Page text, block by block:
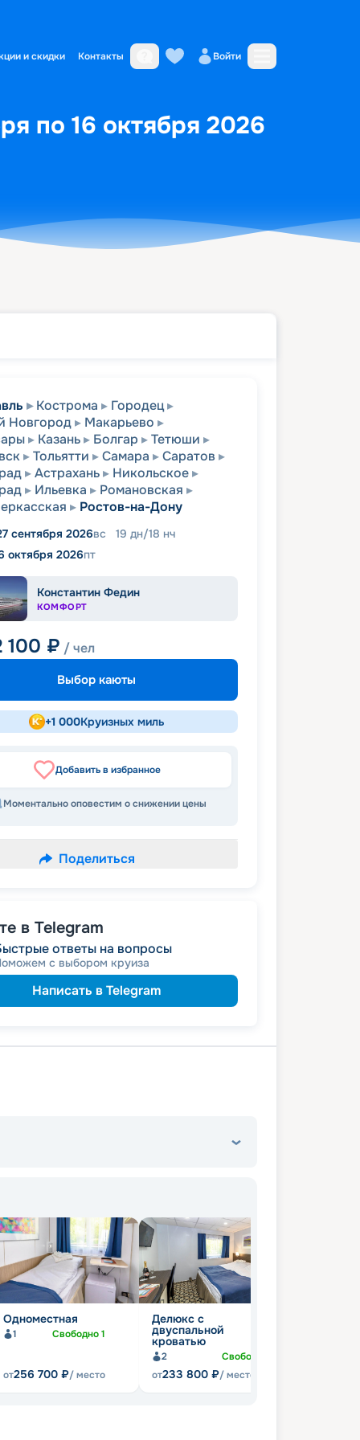
и скидки Контакты Войти
по 16 октября 2026
Кострома
Городец
Новгород
Макарьево
Казань Болгар
Тетюши
Тольятти Самара
Саратов
Астрахань
Никольское
Ильевка
Романовская
Ростов-на-Дону
сентября 2026вс 19 дн/18 нч
октября 2026пт
Константин Федин
КОМФОРТ
100 ₽ / чел
Выбор каюты
+1 000Круизных миль
Добавить в избранное
Моментально оповестим о снижении цены
Поделиться
в Telegram
ответы на вопросы
с выбором круиза
Написать в Telegram
Одноместная
1 Свободно1
от256 700 ₽/ место
Делюкс с
двуспальной
кроватью
2 Свободно
от233 800 ₽/ место